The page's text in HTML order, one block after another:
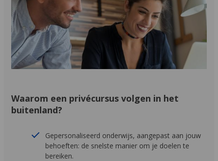
Waarom een privécursus volgen in het
buitenland?
Gepersonaliseerd onderwijs, aangepast aan jouw
behoeften: de snelste manier om je doelen te
bereiken.